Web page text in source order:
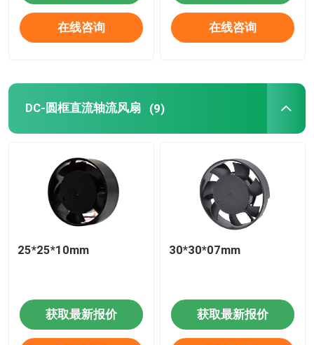
在线咨询 在线咨询
DC-圆框直流轴流风扇 (9)
25*25*10mm
获取最新报价
30*30*07mm
获取最新报价